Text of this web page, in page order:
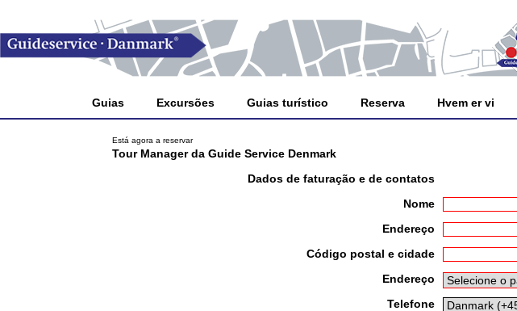
Guias Excursões Guias turístico Reserva Hvem er vi
Está agora a reservar
Tour Manager da Guide Service Denmark
Dados de faturação e de contatos
Nome
Endereço
Código postal e cidade
Endereço
Telefone